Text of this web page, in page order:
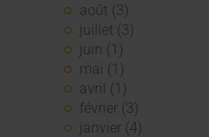
août (3)
juillet (3)
juin (1)
mai (1)
avril (1)
février (3)
janvier (4)